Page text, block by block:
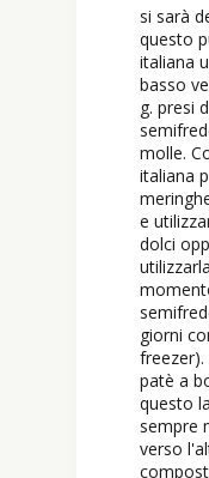
si sarà
questo
italiana
basso
g. presi
molle.
italiana
e
dolci
giorni
patè a
questo
sempre
verso